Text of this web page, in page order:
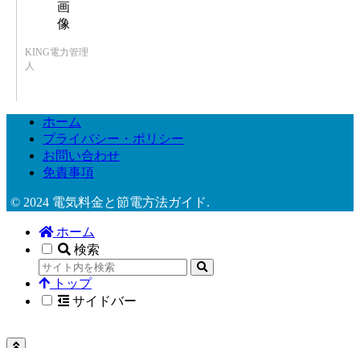
KING電力管理
人
ホーム
プライバシー・ポリシー
お問い合わせ
免責事項
© 2024 電気料金と節電方法ガイド.
ホーム
検索
トップ
サイドバー